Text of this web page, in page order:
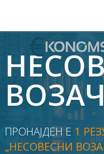
АКТУЕЛНО
ЕКОНОМИЈА
ФИНАНСИИ
БАНКАРСТВО
ЖИВОТ
ПРОНАЈДЕН Е 1
„НЕСОВЕСНИ